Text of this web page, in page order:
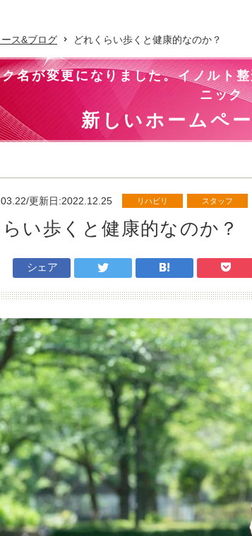
ス&ブログ どれくらい歩くと健康的なのか？
ク名が変更になりました。イノル
ニック
新しいホームペ
更新日:2022.12.25 リハビリ スタッフ
らい歩くと健康的なのか？
シェア